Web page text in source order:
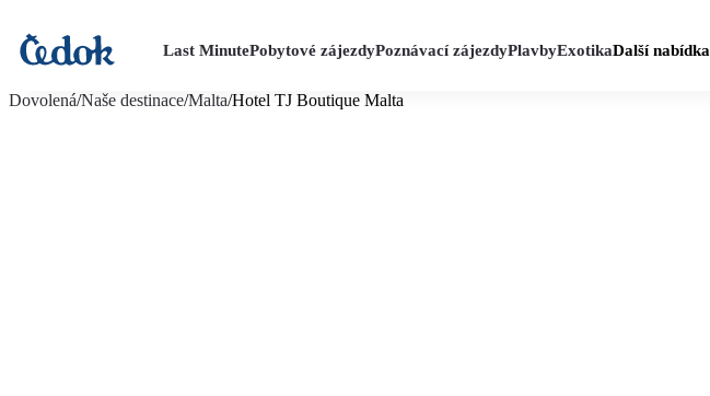
Last MinutePobytové zájezdyPoznávací zájezdyPlavbyExotikaDalší nabídka
Dovolená/Naše destinace/Malta/Hotel TJ Boutique Malta